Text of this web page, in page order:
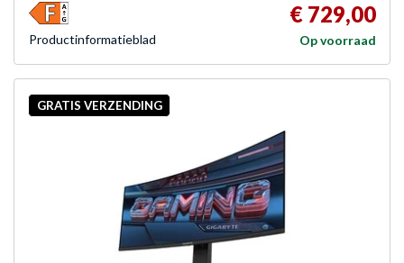
€ 729,00
Op voorraad
Product­informatieblad
GRATIS VERZENDING